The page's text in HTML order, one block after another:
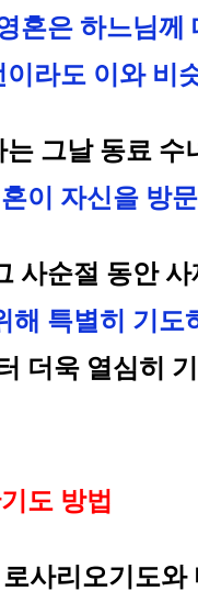
혼은 하느님
라도 이와 비
는 그날 동료
이 자신을 방
사순절 동안
해 특별히 기
더욱 열심히
도 방법
사리오기도와